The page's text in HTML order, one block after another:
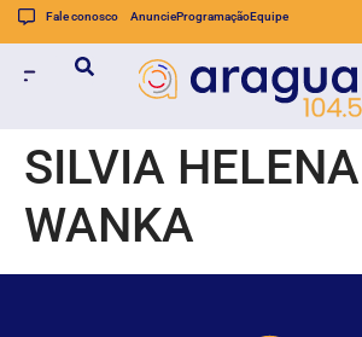
Fale conosco AnuncieProgramaçãoEquipe
SILVIA HELENA
WANKA